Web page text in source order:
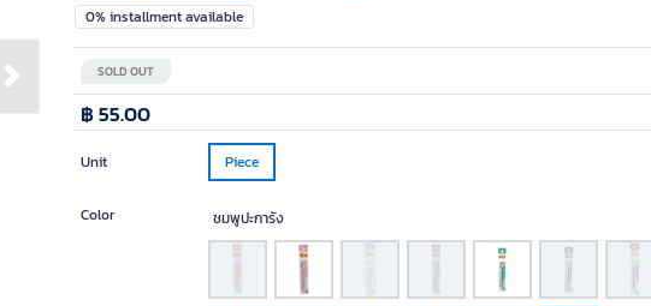
Next slide
0% installment available
SOLD OUT
฿ 55.00
Unit Piece
Color ชมพูปะการัง